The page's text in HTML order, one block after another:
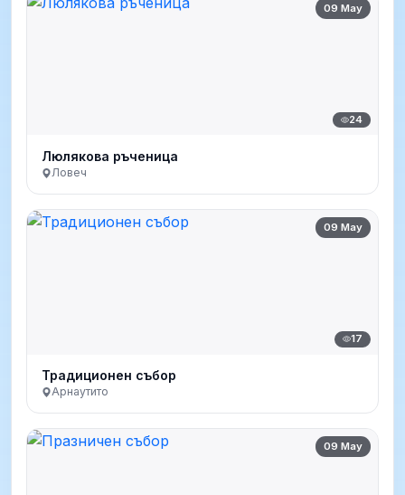
09 May
24
Люлякова ръченица
Ловеч
09 May
17
Традиционен събор
Арнаутито
09 May